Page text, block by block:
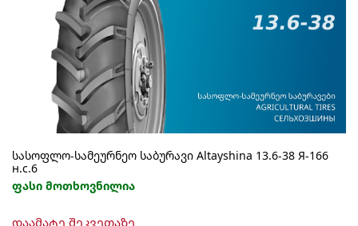
სასოფლო-სამეურნეო საბურავი Altayshina 13.6-38 Я-166
н.с.6
ფასი მოთხოვნილია
დაამატე შეკვეთაზე